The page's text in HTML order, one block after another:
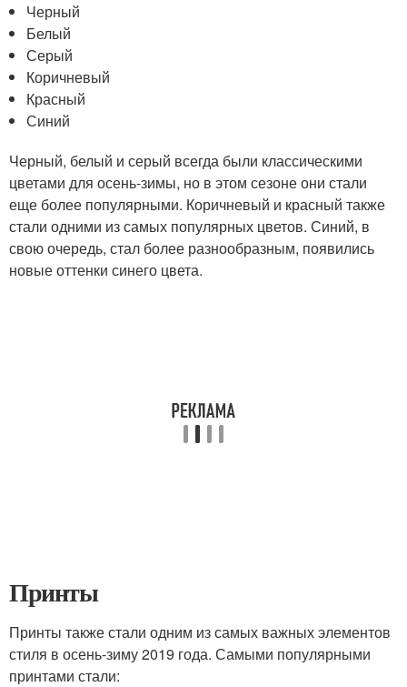
Черный
Белый
Серый
Коричневый
Красный
Синий
Черный, белый и серый всегда были классическими
цветами для осень-зимы, но в этом сезоне они стали
еще более популярными. Коричневый и красный также
стали одними из самых популярных цветов. Синий, в
свою очередь, стал более разнообразным, появились
новые оттенки синего цвета.
Принты
Принты также стали одним из самых важных элементов
стиля в осень-зиму 2019 года. Самыми популярными
принтами стали: